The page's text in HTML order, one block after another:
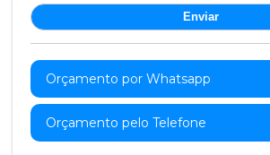
Orçamento por Whatsapp
Orçamento pelo Telefone